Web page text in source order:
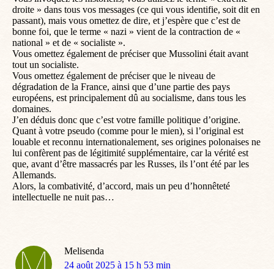
droite » dans tous vos messages (ce qui vous identifie, soit dit en
passant), mais vous omettez de dire, et j’espère que c’est de
bonne foi, que le terme « nazi » vient de la contraction de «
national » et de « socialiste ».
Vous omettez également de préciser que Mussolini était avant
tout un socialiste.
Vous omettez également de préciser que le niveau de
dégradation de la France, ainsi que d’une partie des pays
européens, est principalement dû au socialisme, dans tous les
domaines.
J’en déduis donc que c’est votre famille politique d’origine.
Quant à votre pseudo (comme pour le mien), si l’original est
louable et reconnu internationalement, ses origines polonaises ne
lui confèrent pas de légitimité supplémentaire, car la vérité est
que, avant d’être massacrés par les Russes, ils l’ont été par les
Allemands.
Alors, la combativité, d’accord, mais un peu d’honnêteté
intellectuelle ne nuit pas…
Melisenda
dit
24 août 2025 à 15 h 53 min